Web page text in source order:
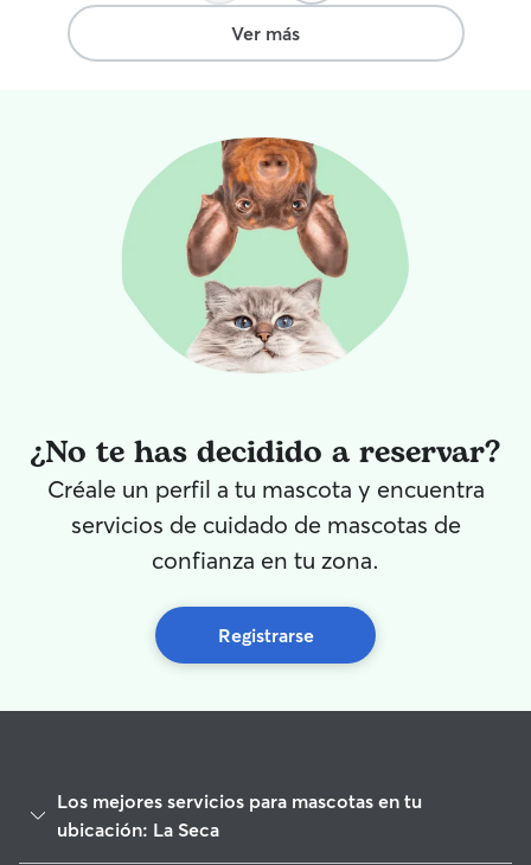
Ver más
¿No te has decidido a reservar?
Créale un perfil a tu mascota y encuentra
servicios de cuidado de mascotas de
confianza en tu zona.
Registrarse
Los mejores servicios para mascotas en tu
ubicación: La Seca